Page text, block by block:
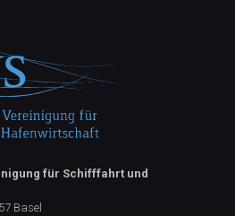
für Schifffahrt und
Basel